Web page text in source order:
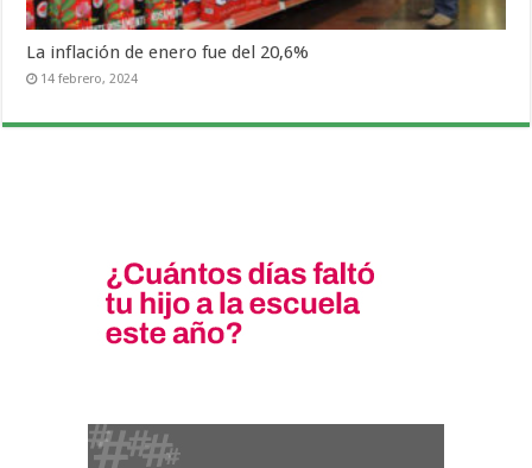
La inflación de enero fue del 20,6%
14 febrero, 2024